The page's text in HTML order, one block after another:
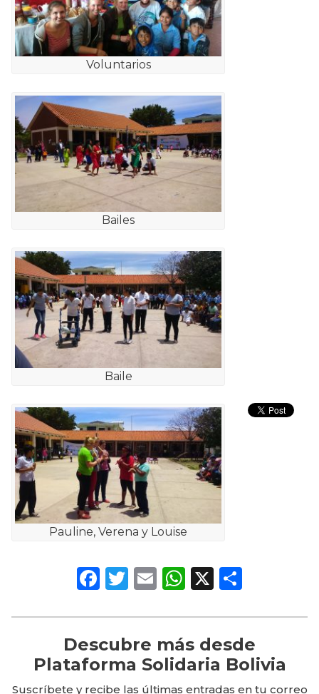
Voluntarios
Bailes
Baile
Pauline, Verena y Louise
Facebook
Twitter
EmailWhatsApp
X
Descubre más desde
Plataforma Solidaria Bolivia
Suscríbete y recibe las últimas entradas en tu correo